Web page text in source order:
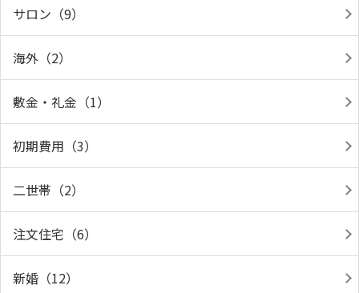
サロン（9）
海外（2）
敷金・礼金（1）
初期費用（3）
二世帯（2）
注文住宅（6）
新婚（12）